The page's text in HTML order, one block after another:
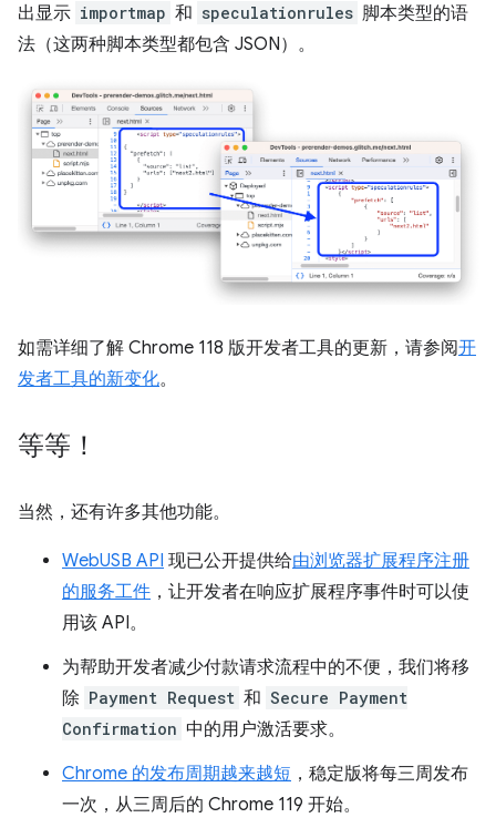
出显示 importmap 和 speculationrules 脚本类型的语
法（这两种脚本类型都包含 JSON）。
如需详细了解 Chrome 118 版开发者工具的更新，请参阅开
发者工具的新变化。
等等！
当然，还有许多其他功能。
WebUSB API 现已公开提供给由浏览器扩展程序注册
的服务工件 ，让开发者在响应扩展程序事件时可以使
用该 API。
为帮助开发者减少付款请求流程中的不便，我们将移
除 Payment Request 和 Secure Payment
Confirmation 中的用户激活要求。
Chrome 的发布周期越来越短 ，稳定版将每三周发布
一次，从三周后的 Chrome 119 开始。